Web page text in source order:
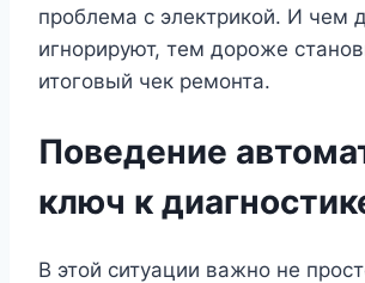
проблема с электрикой. И чем
игнорируют, тем дороже
итоговый чек ремонта.
Поведение
ключ к
В этой ситуации важно не